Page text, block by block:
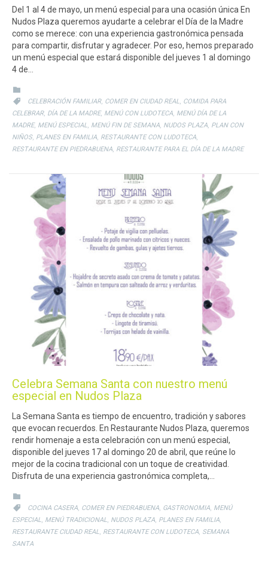
Del 1 al 4 de mayo, un menú especial para una ocasión única En
Nudos Plaza queremos ayudarte a celebrar el Día de la Madre
como se merece: con una experiencia gastronómica pensada
para compartir, disfrutar y agradecer. Por eso, hemos preparado
un menú especial que estará disponible del jueves 1 al domingo
4 de…

 CATEGORY
CELEBRACIÓN FAMILIAR, COMER EN CIUDAD REAL COMIDA PARA
CELEBRAR, DÍA DE LA MADRE, MENÚ CON LUDOTECA MENÚ DÍA DE LA
MADRE, MENÚ ESPECIAL MENÚ FIN DE SEMANA NUDOS PLAZA PLAN CON
NIÑOS, PLANES EN FAMILIA RESTAURANTE CON LUDOTECA
RESTAURANTE EN PIEDRABUENA RESTAURANTE PARA EL DÍA DE LA MADRE
Celebra Semana Santa con nuestro menú
especial en Nudos Plaza
La Semana Santa es tiempo de encuentro, tradición y sabores
que evocan recuerdos. En Restaurante Nudos Plaza, queremos
rendir homenaje a esta celebración con un menú especial,
disponible del jueves 17 al domingo 20 de abril, que reúne lo
mejor de la cocina tradicional con un toque de creatividad.
Disfruta de una experiencia gastronómica completa,…

 CATEGORY
COCINA CASERA, COMER EN PIEDRABUENA, GASTRONOMIA, MENÚ
ESPECIAL, MENÚ TRADICIONAL, NUDOS PLAZA, PLANES EN FAMILIA,
RESTAURANTE CIUDAD REAL, RESTAURANTE CON LUDOTECA, SEMANA
SANTA